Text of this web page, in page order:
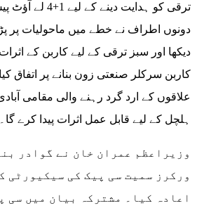
ترقی کو ہدایت دینے
دونوں اطراف نے خطے میں ماحولیات پر
دیکھا اور سبز ترقی کے لیے کاربن کے
کاربن سرکلر صنعتی زون بنانے پر اتفاق
علاقوں کے ارد گرد رہنے والی مقامی
ہلچل کے لیے قابل عمل اثرات پیدا کرے گا۔
وزیراعظم عمران خان نے گوادر
ورکرز سمیت سی پیک کی سیکیورٹی
اعادہ کیا۔ مشترکہ بیان میں سی